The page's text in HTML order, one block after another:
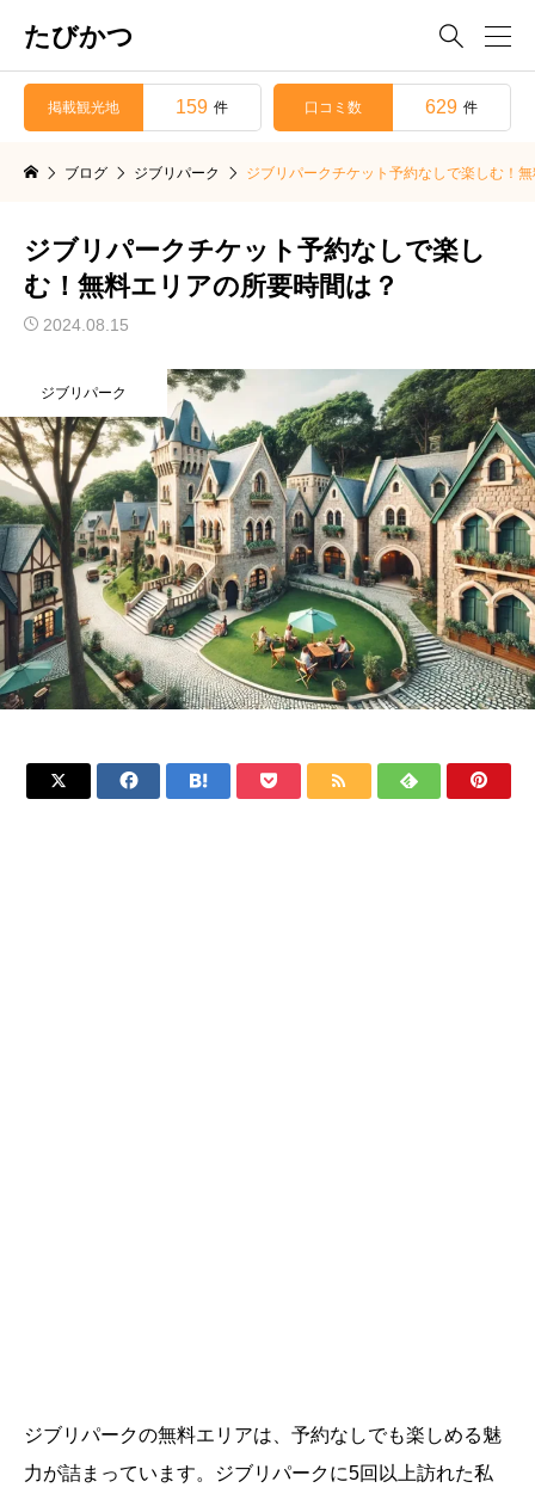
たびかつ 
掲載観光地 159 件 口コミ数 629 件
ブログ ジブリパーク ジブリパークチケット予約なしで楽しむ！
ジブリパークチケット予約なしで楽し
む！無料エリアの所要時間は？
2024.08.15
ジブリパーク
      
ジブリパークの無料エリアは、予約なしでも楽しめる魅
力が詰まっています。ジブリパークに5回以上訪れた私